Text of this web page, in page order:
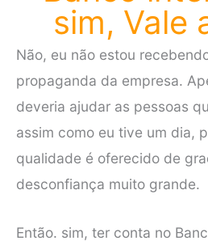
sim, Vale
Não, eu não estou
propaganda da empresa.
deveria ajudar as pessoas
assim como eu tive um dia,
qualidade é oferecido de
desconfiança muito grande.
Então. sim, ter conta no